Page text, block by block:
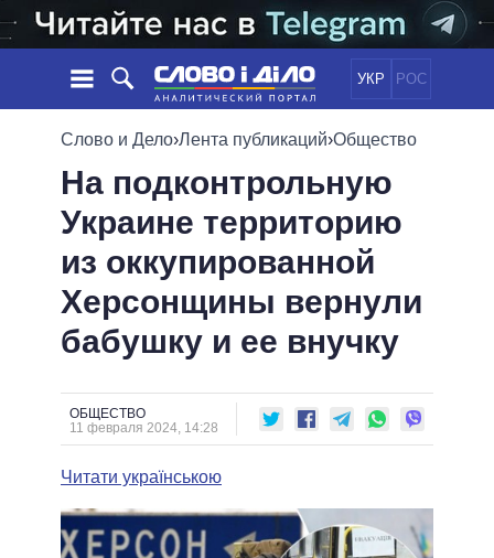
УКР РОС
НОВОСТИ
ЛЕНТА
СОБЫТИЯ
СТАТЬИ
ОБЗОРЫ
ДАЙДЖЕСТЫ
ПОЛИТИКА
ЭКОНОМИКА
ОБЩЕСТВО
ОБЕЩАНИЯ
ПОЛИТИКИ
ВСЕ ПОЛИТИКИ
ПРЕЗИДЕНТ И ОФИС
ВЕРХОВНАЯ РАДА
ГЛАВЫ ОБЛАДМИНИСТРАЦИЙ
МЭРЫ
ВСЕ ПЕРСОНЫ
ИНФОГРАФИКА
ВИДЕО
СРАВНЕНИЕ ПОЛИТИКОВ
Слово и Дело›Лента публикаций›Общество
На подконтрольную
Украине территорию
из оккупированной
Херсонщины вернули
бабушку и ее внучку
ОБЩЕСТВО
11 февраля 2024, 14:28
Читати українською